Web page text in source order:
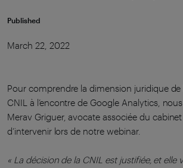
Published
March 22, 2022
Pour comprendre la dimension juridique de
CNIL à l’encontre de Google Analytics,
Merav Griguer, avocate associée du cabinet
d’intervenir lors de notre webinar.
« La décision de la CNIL est justifiée, et elle